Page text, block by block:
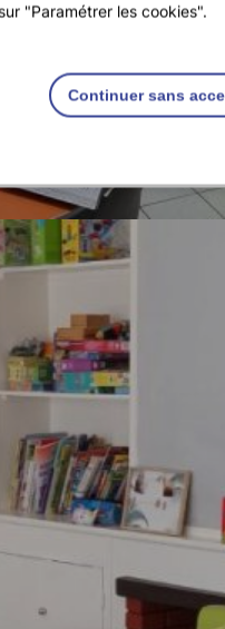
"Paramétrer les cookies".
Continuer sans